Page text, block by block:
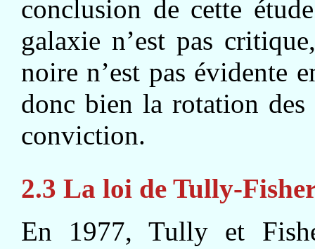
conclusion de cette
galaxie n’est pas
noire n’est pas évidente
donc bien la rotation des
conviction.
2.3 La loi de Tully-
En 1977, Tully et